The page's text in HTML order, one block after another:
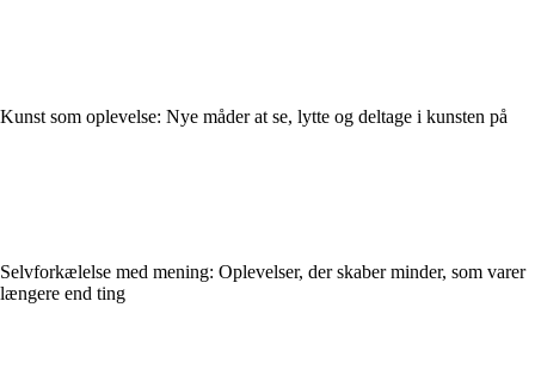
Kunst som oplevelse: Nye måder at se, lytte og deltage i kunsten på
Selvforkælelse med mening: Oplevelser, der skaber minder, som varer
længere end ting